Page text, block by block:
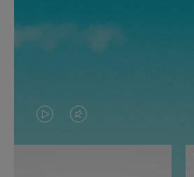
LA
VIDÉO
LE
SON